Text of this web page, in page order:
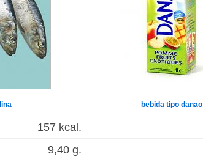
bebida tipo danao
157 kcal.
9,40 g.